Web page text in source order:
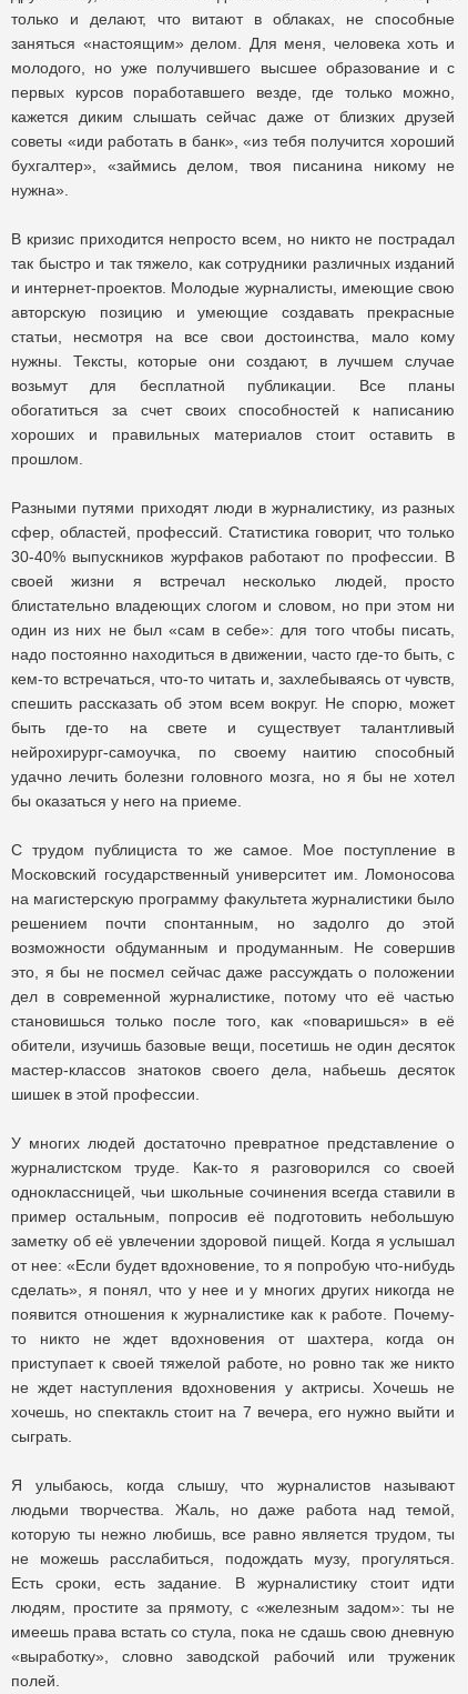
только и делают, что витают в облаках, не способные
заняться «настоящим» делом. Для меня, человека хоть и
молодого, но уже получившего высшее образование и с
первых курсов поработавшего везде, где только можно,
кажется диким слышать сейчас даже от близких друзей
советы «иди работать в банк», «из тебя получится хороший
бухгалтер», «займись делом, твоя писанина никому не
нужна».
В кризис приходится непросто всем, но никто не пострадал
так быстро и так тяжело, как сотрудники различных изданий
и интернет-проектов. Молодые журналисты, имеющие свою
авторскую позицию и умеющие создавать прекрасные
статьи, несмотря на все свои достоинства, мало кому
нужны. Тексты, которые они создают, в лучшем случае
возьмут для бесплатной публикации. Все планы
обогатиться за счет своих способностей к написанию
хороших и правильных материалов стоит оставить в
прошлом.
Разными путями приходят люди в журналистику, из разных
сфер, областей, профессий. Статистика говорит, что только
30-40% выпускников журфаков работают по профессии. В
своей жизни я встречал несколько людей, просто
блистательно владеющих слогом и словом, но при этом ни
один из них не был «сам в себе»: для того чтобы писать,
надо постоянно находиться в движении, часто где-то быть, с
кем-то встречаться, что-то читать и, захлебываясь от чувств,
спешить рассказать об этом всем вокруг. Не спорю, может
быть где-то на свете и существует талантливый
нейрохирург-самоучка, по своему наитию способный
удачно лечить болезни головного мозга, но я бы не хотел
бы оказаться у него на приеме.
С трудом публициста то же самое. Мое поступление в
Московский государственный университет им. Ломоносова
на магистерскую программу факультета журналистики было
решением почти спонтанным, но задолго до этой
возможности обдуманным и продуманным. Не совершив
это, я бы не посмел сейчас даже рассуждать о положении
дел в современной журналистике, потому что её частью
становишься только после того, как «поваришься» в её
обители, изучишь базовые вещи, посетишь не один десяток
мастер-классов знатоков своего дела, набьешь десяток
шишек в этой профессии.
У многих людей достаточно превратное представление о
журналистском труде. Как-то я разговорился со своей
одноклассницей, чьи школьные сочинения всегда ставили в
пример остальным, попросив её подготовить небольшую
заметку об её увлечении здоровой пищей. Когда я услышал
от нее: «Если будет вдохновение, то я попробую что-нибудь
сделать», я понял, что у нее и у многих других никогда не
появится отношения к журналистике как к работе. Почему-
то никто не ждет вдохновения от шахтера, когда он
приступает к своей тяжелой работе, но ровно так же никто
не ждет наступления вдохновения у актрисы. Хочешь не
хочешь, но спектакль стоит на 7 вечера, его нужно выйти и
сыграть.
Я улыбаюсь, когда слышу, что журналистов называют
людьми творчества. Жаль, но даже работа над темой,
которую ты нежно любишь, все равно является трудом, ты
не можешь расслабиться, подождать музу, прогуляться.
Есть сроки, есть задание. В журналистику стоит идти
людям, простите за прямоту, с «железным задом»: ты не
имеешь права встать со стула, пока не сдашь свою дневную
«выработку», словно заводской рабочий или труженик
полей.